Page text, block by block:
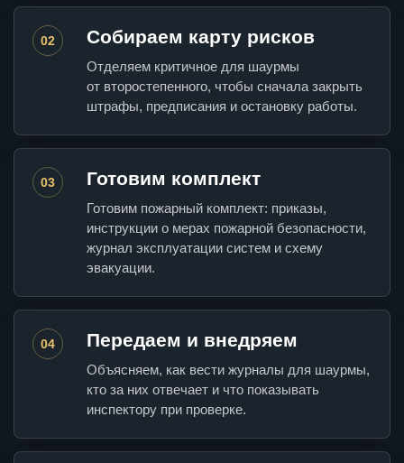
02 Собираем карту рисков
Отделяем критичное для шаурмы
от второстепенного, чтобы сначала закрыть
штрафы, предписания и остановку работы.
03 Готовим комплект
Готовим пожарный комплект: приказы,
инструкции о мерах пожарной безопасности,
журнал эксплуатации систем и схему
эвакуации.
04 Передаем и внедряем
Объясняем, как вести журналы для шаурмы,
кто за них отвечает и что показывать
инспектору при проверке.